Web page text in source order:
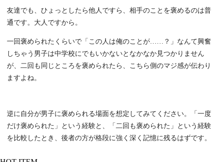
友達でも、ひょっとしたら他人ですら、相手のことを褒めるのは普
通です。大人ですから。
一回褒められたくらいで「この人は俺のことが……？」なんて興奮
しちゃう男子は中学校にでもいかないとなかなか見つかりません
が、二回も同じところを褒められたら、こちら側のマジ感が伝わり
ますよね。
逆に自分が男子に褒められる場面を想定してみてください。「一度
だけ褒められた」という経験と、「二回も褒められた」という経験
を比較したとき、後者の方が格段に強く深く記憶に残るはずです。